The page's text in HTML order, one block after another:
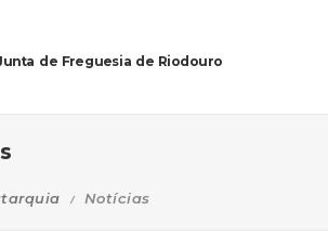
de Freguesia de Riodouro
Notícias